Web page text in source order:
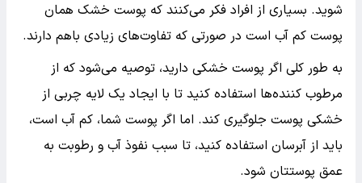
شوید. بسیاری از افراد فکر می‌کنند که پوست خشک همان
پوست کم آب است در صورتی که تفاوت‌های زیادی باهم دارند.
به طور کلی اگر پوست خشکی دارید، توصیه می‌شود که از
مرطوب کننده‌ها استفاده کنید تا با ایجاد یک لایه چربی از
خشکی پوست جلوگیری کند. اما اگر پوست شما، کم آب است،
باید از آبرسان‌ استفاده کنید، تا سبب نفوذ آب و رطوبت به
عمق پوستتان شود.